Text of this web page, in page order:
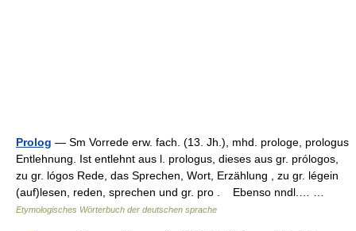
Prolog — Sm Vorrede erw. fach. (13. Jh.), mhd. prologe, prologus
Entlehnung. Ist entlehnt aus l. prologus, dieses aus gr. prólogos,
zu gr. lógos Rede, das Sprechen, Wort, Erzählung , zu gr. légein
(auf)lesen, reden, sprechen und gr. pro . Ebenso nndl.… …
Etymologisches Wörterbuch der deutschen sprache